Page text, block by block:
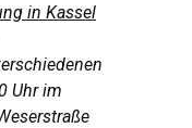
in Kassel
Uhr im